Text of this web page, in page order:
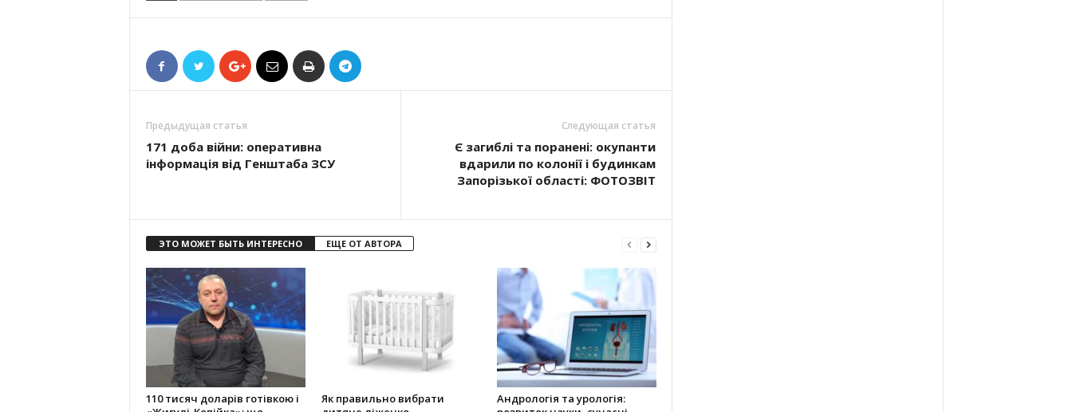
Предыдущая статья
171 доба війни: оперативна
інформація від Генштаба ЗСУ
Следующая статья
Є загиблі та поранені: окупанти
вдарили по колонії і будинкам
Запорізької області: ФОТОЗВІТ
ЭТО МОЖЕТ БЫТЬ ИНТЕРЕСНО ЕЩЕ ОТ АВТОРА
110 тисяч доларів готівкою і
Як правильно вибрати
Андрологія та урологія: